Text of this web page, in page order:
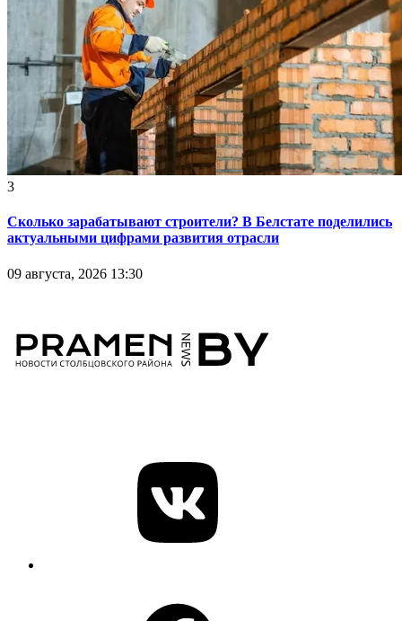
3
Сколько зарабатывают строители? В Белстате поделились
актуальными цифрами развития отрасли
09 августа, 2026 13:30